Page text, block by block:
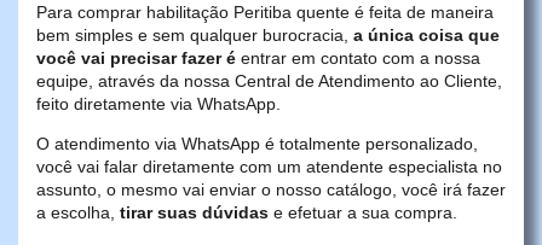
Para comprar habilitação Peritiba quente é feita de maneira
bem simples e sem qualquer burocracia, a única coisa que
você vai precisar fazer é entrar em contato com a nossa
equipe, através da nossa Central de Atendimento ao Cliente,
feito diretamente via WhatsApp.
O atendimento via WhatsApp é totalmente personalizado,
você vai falar diretamente com um atendente especialista no
assunto, o mesmo vai enviar o nosso catálogo, você irá fazer
a escolha, tirar suas dúvidas e efetuar a sua compra.